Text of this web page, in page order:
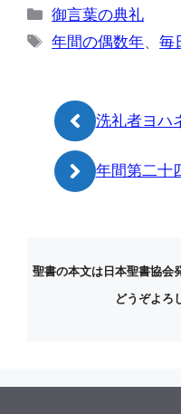
カ
テ
ー
御言葉の典礼
タ
年間の偶数年、毎
洗礼者ヨハ
年間第二十
聖書の本文は日本聖書協会
どうぞよろ